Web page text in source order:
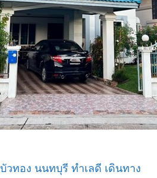
วทอง นนทบุรี ทำเลดี เดินทาง